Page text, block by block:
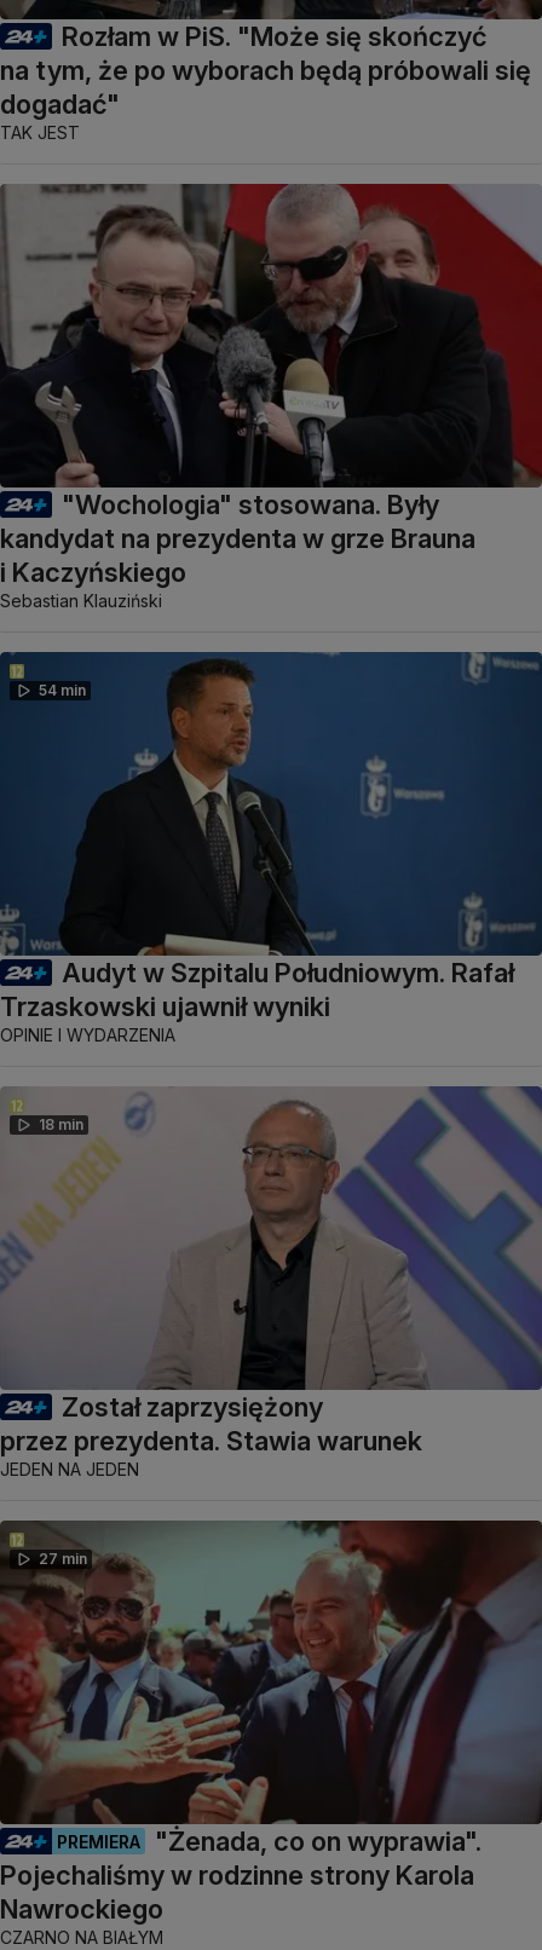
Rozłam w PiS. "Może się skończyć
na tym, że po wyborach będą próbowali się
dogadać"
TAK JEST
"Wochologia" stosowana. Były
kandydat na prezydenta w grze Brauna
i Kaczyńskiego
Sebastian Klauziński
54 min
Audyt w Szpitalu Południowym. Rafał
Trzaskowski ujawnił wyniki
OPINIE I WYDARZENIA
18 min
Został zaprzysiężony
przez prezydenta. Stawia warunek
JEDEN NA JEDEN
27 min
PREMIERA
"Żenada, co on wyprawia".
Pojechaliśmy w rodzinne strony Karola
Nawrockiego
CZARNO NA BIAŁYM